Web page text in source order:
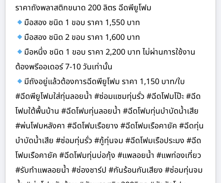
ราคาถังพลาสติกขนาด 200 ลิตร ฉีดพียูโฟม
มือสอง ชนิด 1 ขอบ ราคา 1,550 บาท
มือสอง ชนิด 2 ขอบ ราคา 1,600 บาท
มือหนึ่ง ชนิด 1 ขอบ ราคา 2,200 บาท ไม่ผ่านการใช้งาน
ต้องพรีออเดอร์ 7-10 วันเท่านั้น
มีถังอยู่แล้วต้องการฉีดพียูโฟม ราคา 1,150 บาท/ใบ
#ฉีดพียูโฟมใส่ทุ่นลอยน้ำ #ซ่อมแซมทุ่นรั่ว #ฉีดโฟมโป๊ะ #ฉีด
โฟมใต้พื้นบ้าน #ฉีดโฟมทุ่นลอยน้ำ #ฉีดโฟมทุ่นบำบัดน้ำเสีย
#พ่นโฟมหลังคา #ฉีดโฟมเรือยาง #ฉีดโฟมเรือคายัค #ฉีดทุ่น
บำบัดน้ำเสีย #ซ่อมทุ่นรั่ว #กู้ทุ่นจม #ฉีดโฟมเรือประมง #ฉีด
โฟมเรือคายัค #ฉีดโฟมทุ่นบ่อกุ้ง #แพลอยน้ำ #แพท่องเที่ยว
#รับทำแพลอยน้ำ #ช่องชาร์ป #กันร้อนกันเสียง #ซ่อมทุ่นจม